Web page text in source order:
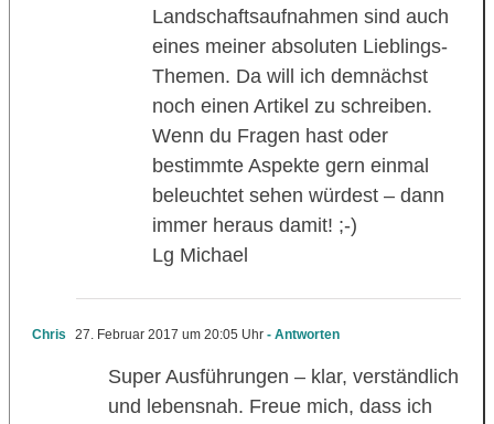
Landschaftsaufnahmen sind auch
eines meiner absoluten Lieblings-
Themen. Da will ich demnächst
noch einen Artikel zu schreiben.
Wenn du Fragen hast oder
bestimmte Aspekte gern einmal
beleuchtet sehen würdest – dann
immer heraus damit! ;-)
Lg Michael
Chris 27. Februar 2017 um 20:05 Uhr - Antworten
Super Ausführungen – klar, verständlich
und lebensnah. Freue mich, dass ich